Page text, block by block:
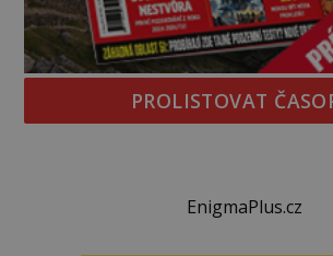
PROLISTOVAT
EnigmaPlus.cz